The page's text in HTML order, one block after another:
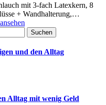
mit 3-fach Latexkern, 8
+ Wandhalterung,…
und den Alltag
Alltag mit wenig Geld